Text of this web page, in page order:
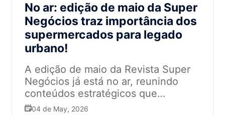
No ar: edição de maio da Super
Negócios traz importância dos
supermercados para legado
urbano!
A edição de maio da Revista Super
Negócios já está no ar, reunindo
conteúdos estratégicos que
reforçam o protagonismo do varejo
04 de May, 2026